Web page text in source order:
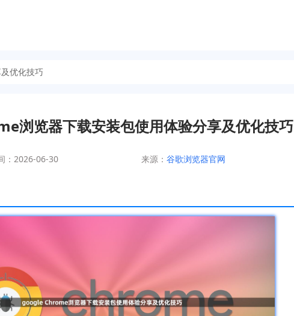
优化技巧
浏览器下载安装包使用体验分享及优化技巧
：2026-06-30 来源： 谷歌浏览器官网